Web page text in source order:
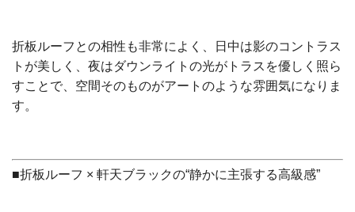
折板ルーフとの相性も非常によく、日中は影のコントラス
トが美しく、夜はダウンライトの光がトラスを優しく照ら
すことで、空間そのものがアートのような雰囲気になりま
す。
■折板ルーフ × 軒天ブラックの“静かに主張する高級感”